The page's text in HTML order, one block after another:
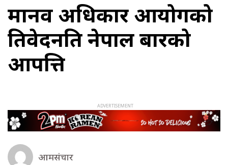
मानव अधिकार आयोगको
प्रतिवेदनप्रति नेपाल बारको
आपत्ति
आमसंचार